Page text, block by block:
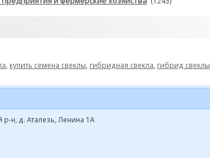
купить семена свеклы гибридная свекла гибрид свеклы
н, д. Аталезь, Ленина 1А